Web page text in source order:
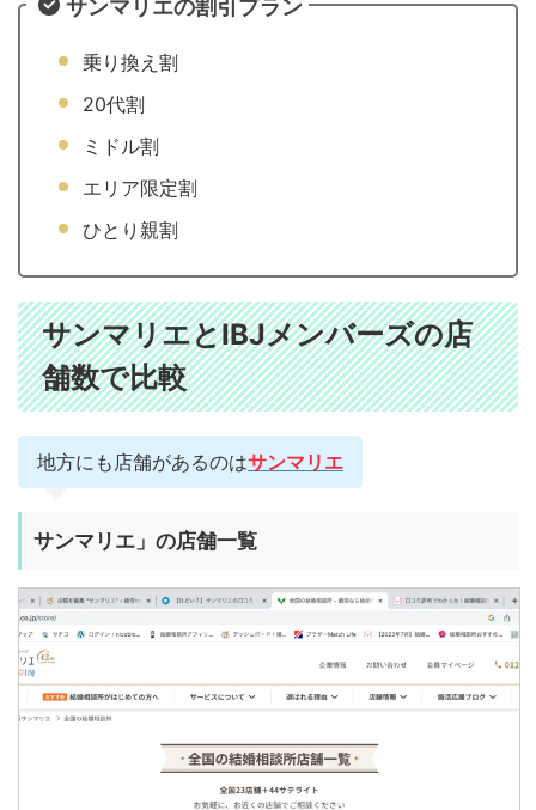
サンマリエの割引プラン
乗り換え割
20代割
ミドル割
エリア限定割
ひとり親割
サンマリエとIBJメンバーズの店
舗数で比較
地方にも店舗があるのはサンマリエ
サンマリエ」の店舗一覧